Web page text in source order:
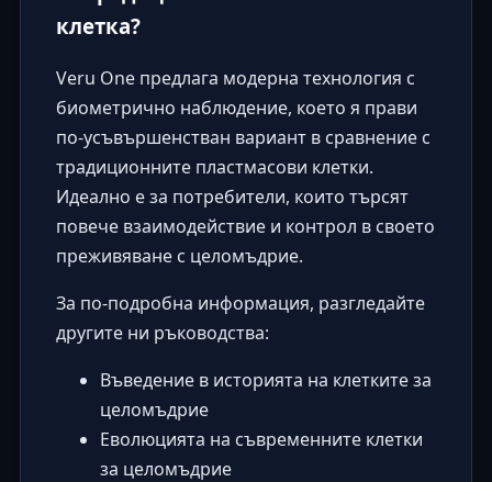
клетка?
Veru One предлага модерна технология с
биометрично наблюдение, което я прави
по-усъвършенстван вариант в сравнение с
традиционните пластмасови клетки.
Идеално е за потребители, които търсят
повече взаимодействие и контрол в своето
преживяване с целомъдрие.
За по-подробна информация, разгледайте
другите ни ръководства:
Въведение в историята на клетките за
целомъдрие
Еволюцията на съвременните клетки
за целомъдрие